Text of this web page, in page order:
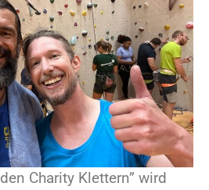
Charity Klettern” wird